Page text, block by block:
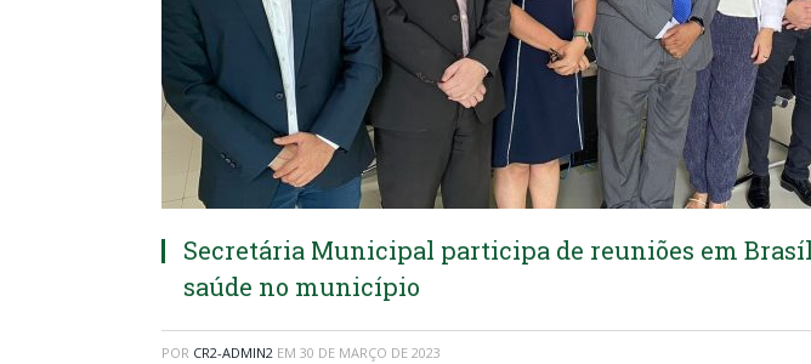
Secretária Municipal participa de reuniões em
saúde no município
POR CR2-ADMIN2 EM 30 DE MARÇO DE 2023